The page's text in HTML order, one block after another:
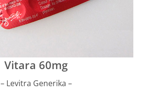
Vitara 60mg
– Levitra Generika –